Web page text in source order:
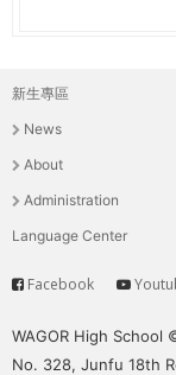
主
選
單
新生專區
News
About
Administration
Language Center
Service
Facebook
WAGOR High School
No. 328, Junfu 18th